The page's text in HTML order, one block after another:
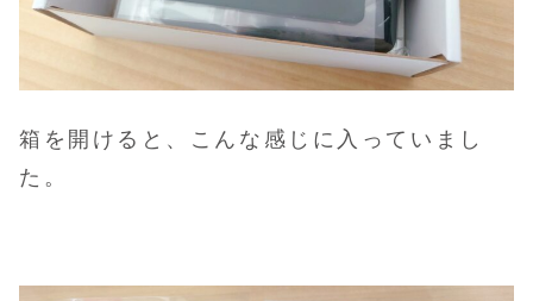
箱を開けると、こんな感じに入っていまし
た。